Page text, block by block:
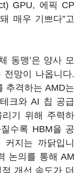
GPU, 에픽 CP
매우 기쁘다”고
동맹’은 양사 모
전망이 나옵니다.
추격하는AMD는
크와 AI 칩 공급
기 위해 주력하
수록 HBM을 공
지는 까닭입니
논의를 통해AM
개선 속도가 더